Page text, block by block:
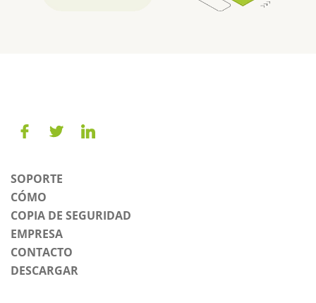
SOPORTE
CÓMO
COPIA DE SEGURIDAD
EMPRESA
CONTACTO
DESCARGAR